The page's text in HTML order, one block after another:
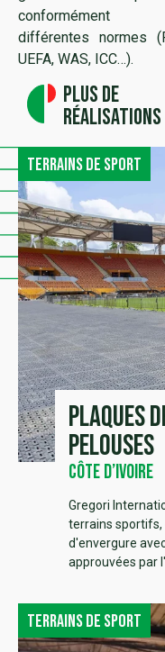
conformément
différentes normes
UEFA, WAS, ICC…).
Plus de
réalisations
Terrains de sport
Plaques
pelouses
Côte d’Ivoire
Gregori
terrains sportifs,
d'envergure
approuvées par
Terrains de sport